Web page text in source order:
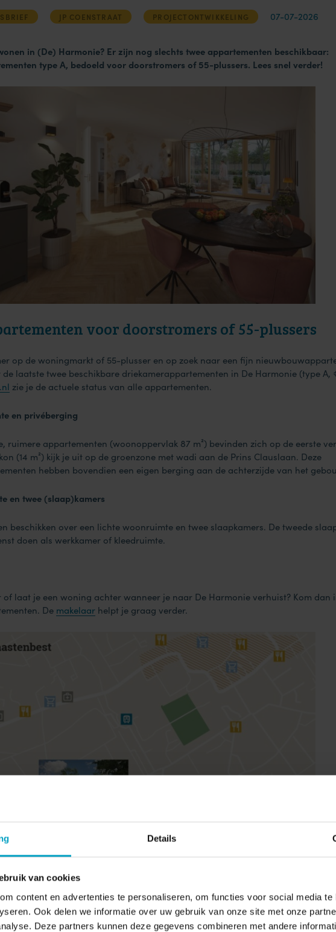
Details
van cookies
content en advertenties te personaliseren, om functies voor social media te
Ook delen we informatie over uw gebruik van onze site met onze
Deze partners kunnen deze gegevens combineren met andere
JP COENSTRAAT PROJECTONTWIKKELING 07-07-2026
in (De) Harmonie? Er zijn nog slechts twee appartementen beschikbaar:
type A, bedoeld voor doorstromers of 55-plussers. Lees snel verder!
voor doorstromers of 55-plussers
op de woningmarkt of 55-plusser en op zoek naar een fijn
laatste twee beschikbare driekamerappartementen in De Harmonie (type A,
zie je de actuele status van alle appartementen.
en privéberging
ruimere appartementen (woonoppervlak 87 m²) bevinden zich op de eerste
(14 m²) kijk je uit op de groenzone met wadi aan de Prins Clauslaan. Deze
hebben bovendien een eigen berging aan de achterzijde van het
en twee (slaap)kamers
beschikken over een lichte woonruimte en twee slaapkamers. De tweede
doen als werkkamer of kleedruimte.
of laat je een woning achter wanneer je naar De Harmonie verhuist? Kom dan
De makelaar helpt je graag verder.